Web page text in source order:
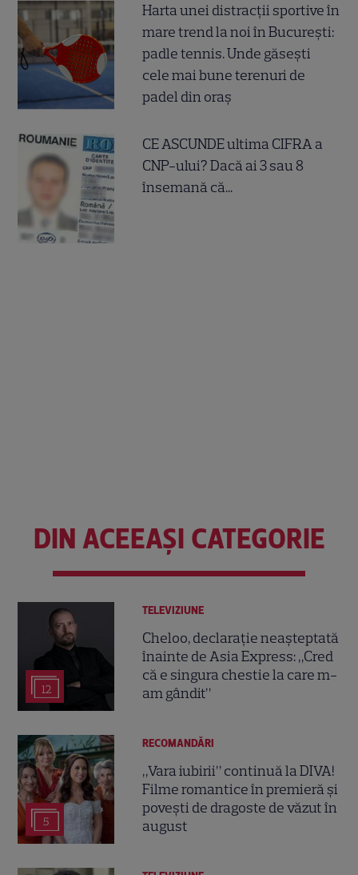
Harta unei distracții sportive în
mare trend la noi în București:
padle tennis. Unde găsești
cele mai bune terenuri de
padel din oraș
CE ASCUNDE ultima CIFRA a
CNP-ului? Dacă ai 3 sau 8
însemană că...
DIN ACEEAȘI CATEGORIE
12
TELEVIZIUNE
Cheloo, declarație neașteptată
înainte de Asia Express: „Cred
că e singura chestie la care m-
am gândit”
5
RECOMANDĂRI
„Vara iubirii” continuă la DIVA!
Filme romantice în premieră și
povești de dragoste de văzut în
august